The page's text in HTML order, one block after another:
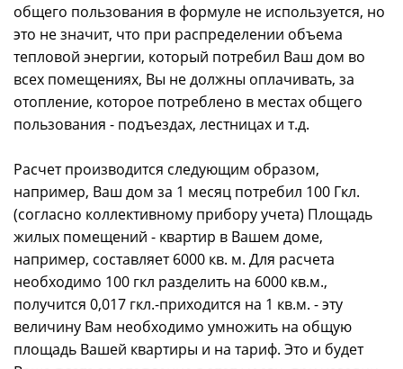
общего пользования в формуле не используется, но
это не значит, что при распределении объема
тепловой энергии, который потребил Ваш дом во
всех помещениях, Вы не должны оплачивать, за
отопление, которое потреблено в местах общего
пользования - подъездах, лестницах и т.д.
Расчет производится следующим образом,
например, Ваш дом за 1 месяц потребил 100 Гкл.
(согласно коллективному прибору учета) Площадь
жилых помещений - квартир в Вашем доме,
например, составляет 6000 кв. м. Для расчета
необходимо 100 гкл разделить на 6000 кв.м.,
получится 0,017 гкл.-приходится на 1 кв.м. - эту
величину Вам необходимо умножить на общую
площадь Вашей квартиры и на тариф. Это и будет